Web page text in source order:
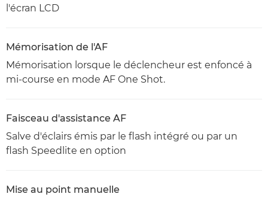
l'écran LCD
Mémorisation de l'AF
Mémorisation lorsque le déclencheur est enfoncé à
mi-course en mode AF One Shot.
Faisceau d'assistance AF
Salve d'éclairs émis par le flash intégré ou par un
flash Speedlite en option
Mise au point manuelle